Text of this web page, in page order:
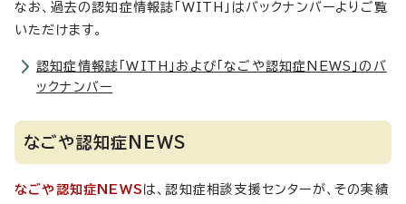
なお、過去の認知症情報誌「WITH」はバックナンバーよりご覧
いただけます。
認知症情報誌「WITH」および「なごや認知症NEWS」のバ
ックナンバー
なごや認知症NEWS
なごや認知症NEWS は、認知症相談支援センターが、その実績